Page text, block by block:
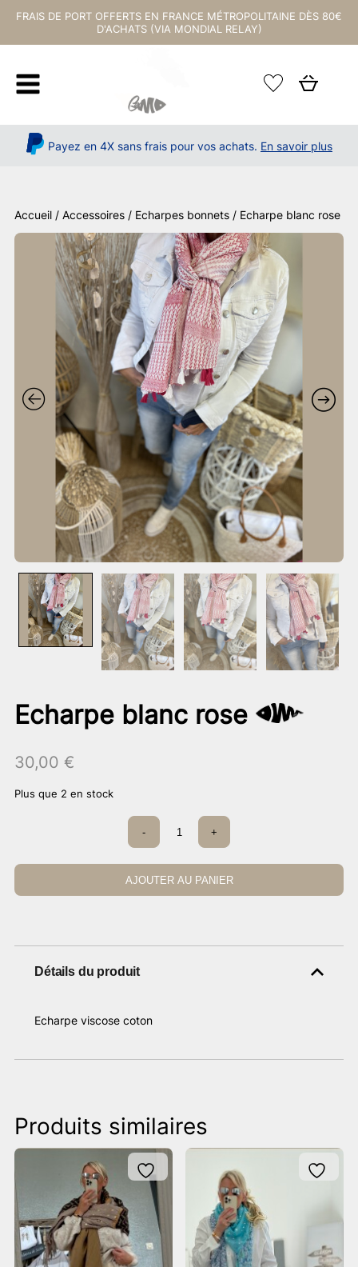
FRAIS DE PORT OFFERTS EN FRANCE MÉTROPOLITAINE DÈS 80€
D'ACHATS (VIA MONDIAL RELAY)
Payez en 4X sans frais pour vos achats. En savoir plus
Accueil / Accessoires / Echarpes bonnets / Echarpe blanc rose
Echarpe blanc rose
30,00 €
Plus que 2 en stock
quantité
Echarpe
blanc
rose
- +
AJOUTER AU PANIER
Détails du produit
Echarpe viscose coton
Produits similaires